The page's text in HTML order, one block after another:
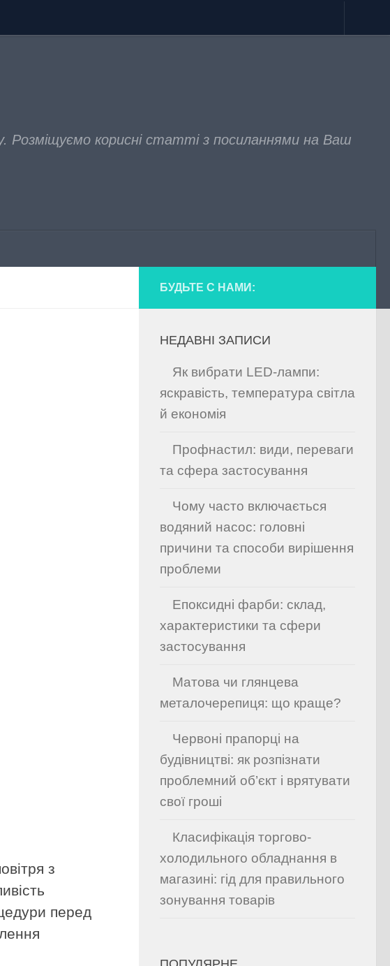
Розміщуємо корисні статті з посиланнями на Ваш
з
перед
БУДЬТЕ С НАМИ:
НЕДАВНІ ЗАПИСИ
Як вибрати LED-лампи:
яскравість, температура світла
й економія
Профнастил: види, переваги
та сфера застосування
Чому часто включається
водяний насос: головні
причини та способи вирішення
проблеми
Епоксидні фарби: склад,
характеристики та сфери
застосування
Матова чи глянцева
металочерепиця: що краще?
Червоні прапорці на
будівництві: як розпізнати
проблемний об’єкт і врятувати
свої гроші
Класифікація торгово-
холодильного обладнання в
магазині: гід для правильного
зонування товарів